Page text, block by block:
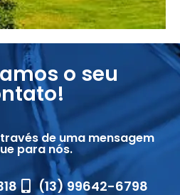
o seu
de uma mensagem
para nós.
(13) 99642-6798